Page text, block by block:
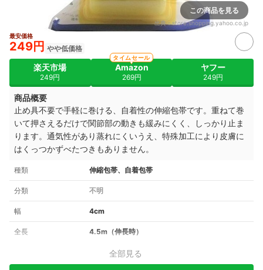
この商品を見る
出典：store.shopping.yahoo.co.jp
最安価格
249円 やや低価格
楽天市場
249円
Amazon
269円
タイムセール
ヤフー
249円
商品概要
止め具不要で手軽に巻ける、自着性の伸縮包帯です。重ねて巻
いて押さえるだけで関節部の動きも緩みにくく、しっかり止ま
ります。通気性があり蒸れにくいうえ、 特殊加工により皮膚に
はくっつかずべたつきもありません。
種類 伸縮包帯、自着包帯
分類 不明
幅 4cm
全長 4.5m（伸長時）
全部見る